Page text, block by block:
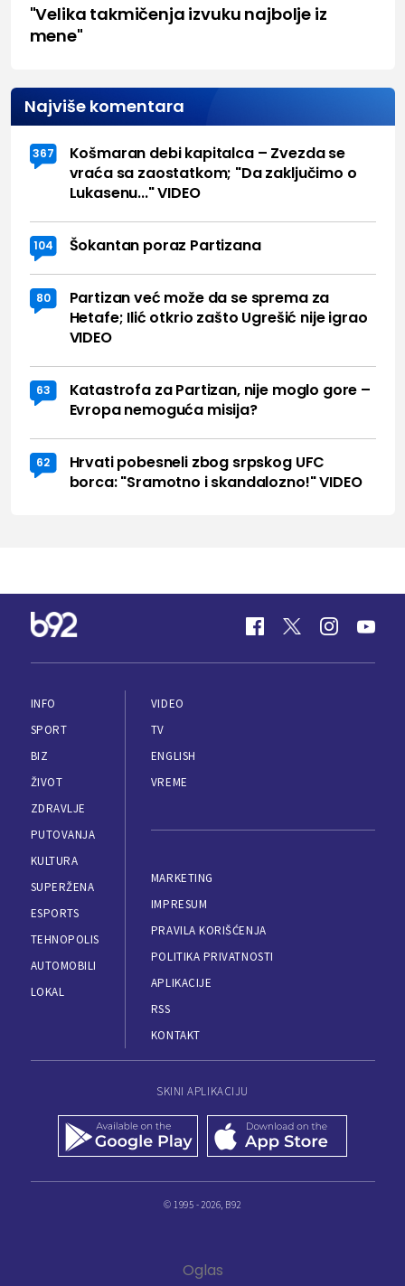
"Velika takmičenja izvuku najbolje iz
mene"
Najviše komentara
367
Košmaran debi kapitalca – Zvezda se
vraća sa zaostatkom; "Da zaključimo o
Lukasenu..." VIDEO
104 Šokantan poraz Partizana
80
Partizan već može da se sprema za
Hetafe; Ilić otkrio zašto Ugrešić nije igrao
VIDEO
63
Katastrofa za Partizan, nije moglo gore –
Evropa nemoguća misija?
62
Hrvati pobesneli zbog srpskog UFC
borca: "Sramotno i skandalozno!" VIDEO
INFO
SPORT
BIZ
ŽIVOT
ZDRAVLJE
PUTOVANJA
KULTURA
SUPERŽENA
ESPORTS
TEHNOPOLIS
AUTOMOBILI
LOKAL
VIDEO
TV
ENGLISH
VREME
MARKETING
IMPRESUM
PRAVILA KORIŠĆENJA
POLITIKA PRIVATNOSTI
APLIKACIJE
RSS
KONTAKT
SKINI APLIKACIJU
© 1995 - 2026, B92